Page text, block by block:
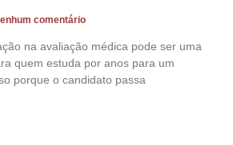
comentário
na avaliação médica pode ser uma
quem estuda por anos para um
porque o candidato passa